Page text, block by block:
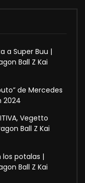
a Super Buu |
Ball Z Kai
de Mercedes
2024
Vegetto
Ball Z Kai
los potalas |
Ball Z Kai